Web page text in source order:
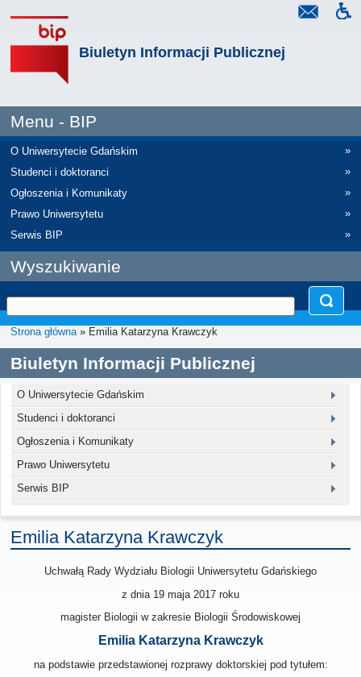
Biuletyn Informacji Publicznej
Menu - BIP
O Uniwersytecie Gdańskim
»
Studenci i doktoranci
»
Ogłoszenia i Komunikaty
»
Prawo Uniwersytetu
»
Serwis BIP
»
Wyszukiwanie
Strona główna» Emilia Katarzyna Krawczyk
Biuletyn Informacji Publicznej
O Uniwersytecie Gdańskim
Studenci i doktoranci
Ogłoszenia i Komunikaty
Prawo Uniwersytetu
Serwis BIP
Emilia Katarzyna Krawczyk
Uchwałą Rady Wydziału Biologii Uniwersytetu Gdańskiego
z dnia 19 maja 2017 roku
magister Biologii w zakresie Biologii Środowiskowej
Emilia Katarzyna Krawczyk
na podstawie przedstawionej rozprawy doktorskiej pod tytułem: